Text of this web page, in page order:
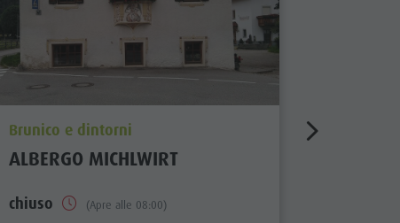
aria.poi_location_prefix
Brunico e dintorni
ALBERGO MICHLWIRT
chiuso (Apre alle 08:00)